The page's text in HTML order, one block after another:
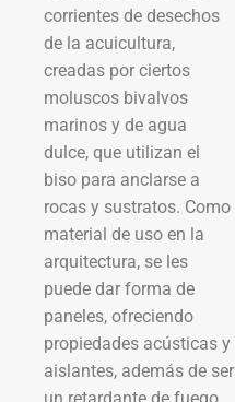
corrientes de desechos
de la acuicultura,
creadas por ciertos
moluscos bivalvos
marinos y de agua
dulce, que utilizan el
biso para anclarse a
rocas y sustratos. Como
material de uso en la
arquitectura, se les
puede dar forma de
paneles, ofreciendo
propiedades acústicas y
aislantes, además de ser
un retardante de fuego